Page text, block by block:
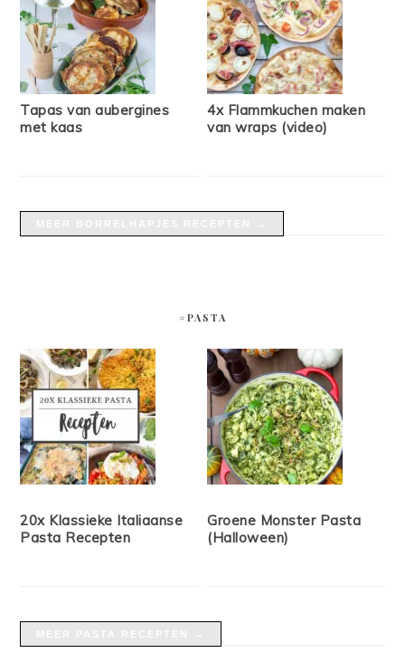
Tapas van aubergines
met kaas
4x Flammkuchen maken
van wraps (video)
#PASTA
20x Klassieke Italiaanse
Pasta Recepten
Groene Monster Pasta
(Halloween)